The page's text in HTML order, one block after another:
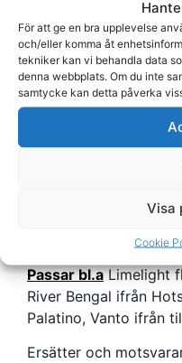
För att ge en bra upplevelse
och/eller komma åt
tekniker kan vi behandla data
denna webbplats. Om du inte
samtycke kan detta påverka
Visa
Cookie
Rengör och spola av
dag.Filtrena rengörs
dem med vatten. Med
dem också medFilter
och andra
eller löddra. Vill du
Vi rekommenderar
filter för enkel och
Passar bl.a Limelight
River Bengal ifrån
Palatino, Vanto ifrån
Ersätter och